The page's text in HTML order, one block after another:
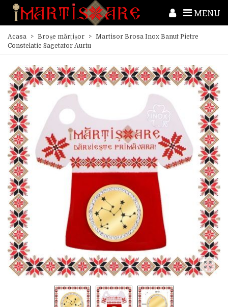
MENU
Acasa > Broșe mărțișor > Martisor Brosa Inox Banut Pietre
Constelatie Sagetator Auriu